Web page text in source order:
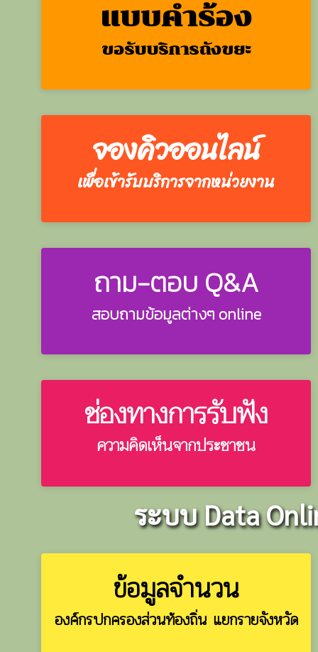
แบบคำร้อง
ขอรับบริการถังขยะ
จองคิวออนไลน์
เพื่อเข้ารับบริการจากหน่วยงาน
ถาม-ตอบ Q&A
สอบถามข้อมูลต่างๆ online
ช่องทางการรับฟัง
ความคิดเห็นจากประชาชน
ระบบ Data
ข้อมูลจำนวน
องค์กรปกครองส่วนท้องถิ่น แยกรายจังหวัด